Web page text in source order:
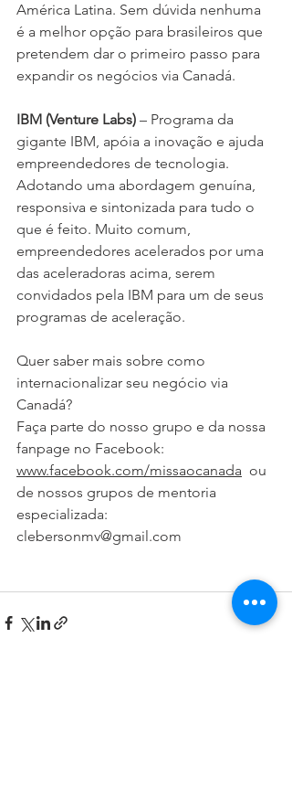
América Latina. Sem dúvida nenhuma
é a melhor opção para brasileiros que
pretendem dar o primeiro passo para
expandir os negócios via Canadá.
IBM (Venture Labs) – Programa da
gigante IBM, apóia a inovação e ajuda
empreendedores de tecnologia.
Adotando uma abordagem genuína,
responsiva e sintonizada para tudo o
que é feito. Muito comum,
empreendedores acelerados por uma
das aceleradoras acima, serem
convidados pela IBM para um de seus
programas de aceleração.
Quer saber mais sobre como
internacionalizar seu negócio via
Canadá?
Faça parte do nosso grupo e da nossa
fanpage no Facebook:
www.facebook.com/missaocanada
  ou
de nossos grupos de mentoria
especializada:
clebersonmv@gmail.com